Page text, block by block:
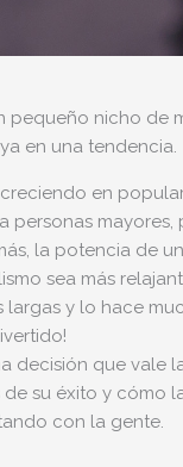
pequeño nicho de
en una tendencia.
en
personas mayores,
la potencia de
sea más
largas y lo hace
decisión que vale
su éxito y cómo
con la gente.